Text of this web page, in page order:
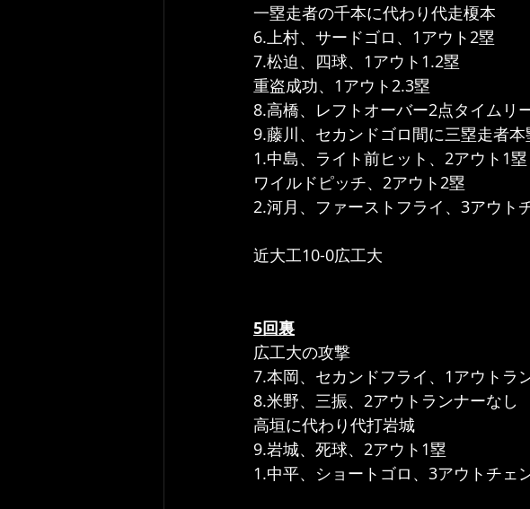
一塁走者の千本に代わり代走榎本
6.上村、サードゴロ、1アウト2塁
7.松迫、四球、1アウト1.2塁
重盗成功、1アウト2.3塁
8.高橋、レフトオーバー2点タイムリ
9.藤川、セカンドゴロ間に三塁走者
1.中島、ライト前ヒット、2アウト1塁
ワイルドピッチ、2アウト2塁
2.河月、ファーストフライ、3アウト
近大工10-0広工大
5回裏
広工大の攻撃
7.本岡、セカンドフライ、1アウトラ
8.米野、三振、2アウトランナーなし
高垣に代わり代打岩城
9.岩城、死球、2アウト1塁
1.中平、ショートゴロ、3アウトチェ